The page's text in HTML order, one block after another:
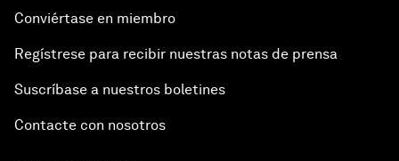
Conviértase en miembro
Regístrese para recibir nuestras notas de prensa
Suscríbase a nuestros boletines
Contacte con nosotros